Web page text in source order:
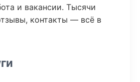
и вакансии. Тысячи
контакты — всё в